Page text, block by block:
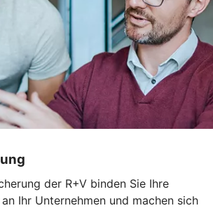
der R+V binden Sie Ihre
Ihr Unternehmen und machen sich